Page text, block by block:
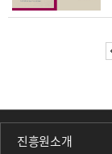
진흥원소개